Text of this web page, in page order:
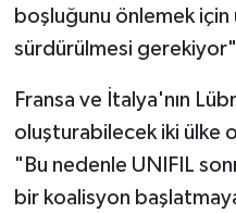
boşluğunu önlemek için
sürdürülmesi
Fransa ve İtalya'nın
oluşturabilecek iki ülke
"Bu nedenle UNIFIL
bir koalisyon